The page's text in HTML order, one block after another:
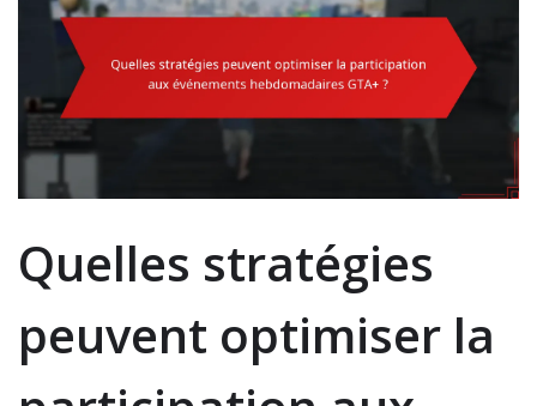
Quelles stratégies
peuvent optimiser la